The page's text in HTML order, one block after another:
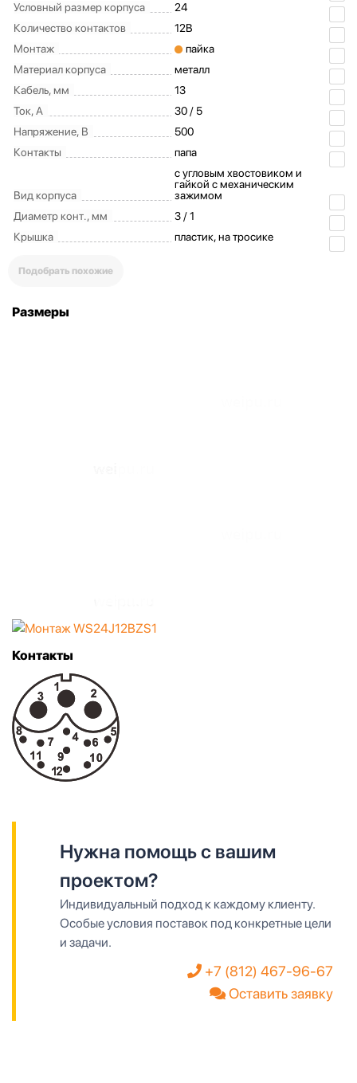
Условный размер корпуса
24
Количество контактов
12B
Монтаж
пайка
Материал корпуса
металл
Кабель, мм
13
Ток, А
30 / 5
Напряжение, В
500
Контакты
папа
Вид корпуса
c угловым хвостовиком и
гайкой с механическим
зажимом
Диаметр конт., мм
3 / 1
Крышка
пластик, на тросике
Подобрать похожие
Размеры
Контакты
Нужна помощь с вашим
проектом?
Индивидуальный подход к каждому клиенту.
Особые условия поставок под конкретные цели
и задачи.
+7 (812) 467-96-67
Оставить заявку